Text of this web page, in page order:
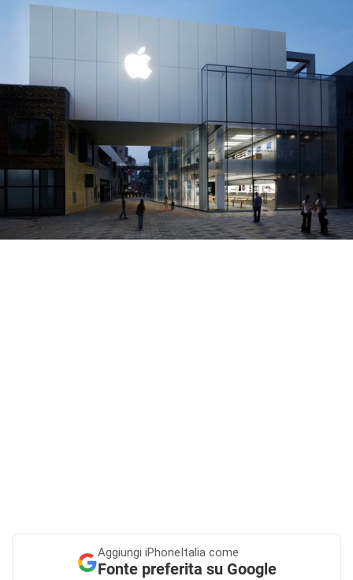
Aggiungi iPhoneItalia come
Fonte preferita su Google